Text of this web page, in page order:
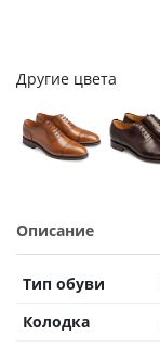
Другие цвета
Описание
Тип обуви
Колодка